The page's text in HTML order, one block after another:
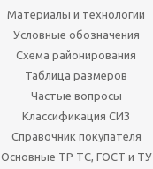
Материалы и технологии
Условные обозначения
Схема районирования
Таблица размеров
Частые вопросы
Классификация СИЗ
Справочник покупателя
Основные ТР ТС, ГОСТ и ТУ